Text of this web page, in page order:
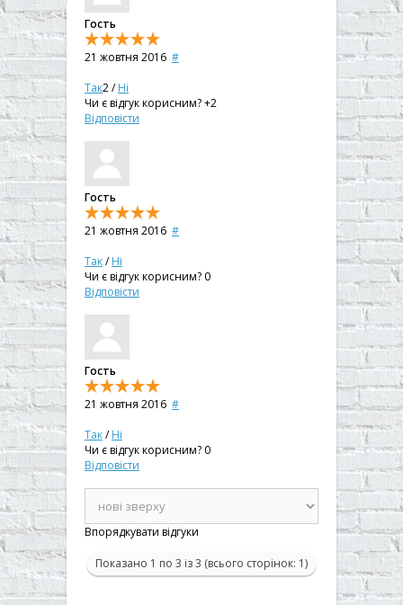
Гость
21 жовтня 2016 #
Так2/Ні
Чи є відгук корисним?+2
Відповісти
Гость
21 жовтня 2016 #
Так/Ні
Чи є відгук корисним? 0
Відповісти
Гость
21 жовтня 2016 #
Так/Ні
Чи є відгук корисним? 0
Відповісти
Впорядкувати відгуки
Показано 1 по 3 із 3 (всього сторінок: 1)